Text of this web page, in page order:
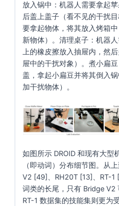
放入锅中 ：机器人需要拿起
后盖上盖子（看不见的干扰目
要拿起物体，将其放入烤箱
新物体）。 清理桌子：机器
上的橡皮擦放入抽屉内，然
屉中的干扰对象）。 煮小扁豆
盖，拿起小扁豆并将其倒入
加干扰物体）。
如图所示 DROID 和现有大型
（即动词）分布细节图。从
V2 [49]、RH20T [13]、RT-1
词类的长尾，只有 Bridge V2
RT-1 数据集的技能集则更为受